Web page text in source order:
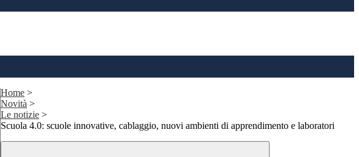
Home >
Novità >
Le notizie >
Scuola 4.0: scuole innovative, cablaggio, nuovi ambienti di apprendimento e laboratori